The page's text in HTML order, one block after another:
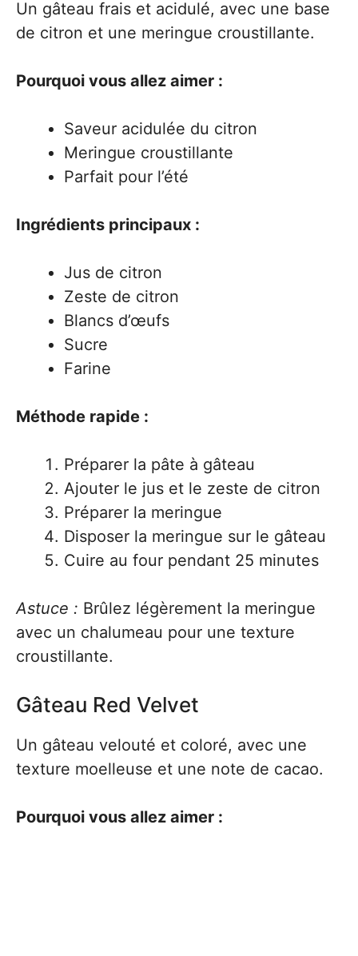
Un gâteau frais et acidulé, avec une base
de citron et une meringue croustillante.
Pourquoi vous allez aimer :
Saveur acidulée du citron
Meringue croustillante
Parfait pour l’été
Ingrédients principaux :
Jus de citron
Zeste de citron
Blancs d’œufs
Sucre
Farine
Méthode rapide :
Préparer la pâte à gâteau
Ajouter le jus et le zeste de citron
Préparer la meringue
Disposer la meringue sur le gâteau
Cuire au four pendant 25 minutes
Astuce : Brûlez légèrement la meringue
avec un chalumeau pour une texture
croustillante.
Gâteau Red Velvet
Un gâteau velouté et coloré, avec une
texture moelleuse et une note de cacao.
Pourquoi vous allez aimer :